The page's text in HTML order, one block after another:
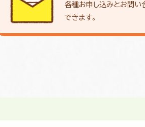
各種お申し込みとお問い
できます。